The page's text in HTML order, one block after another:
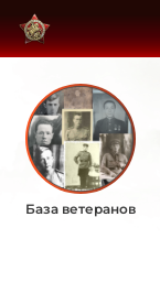
База ветеранов